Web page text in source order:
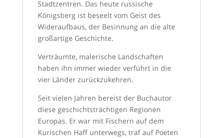
Stadtzentren. Das heute russische
Königsberg ist beseelt vom Geist des
Wideraufbaus, der Besinnung an die alte
großartige Geschichte.
Verträumte, malerische Landschaften
haben ihn immer wieder verführt in die
vier Länder zurückzukehren.
Seit vielen Jahren bereist der Buchautor
diese geschichtsträchtigen Regionen
Europas. Er war mit Fischern auf dem
Kurischen Haff unterwegs, traf auf Poeten